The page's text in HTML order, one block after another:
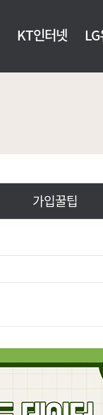
KT인터넷
가입꿀팁